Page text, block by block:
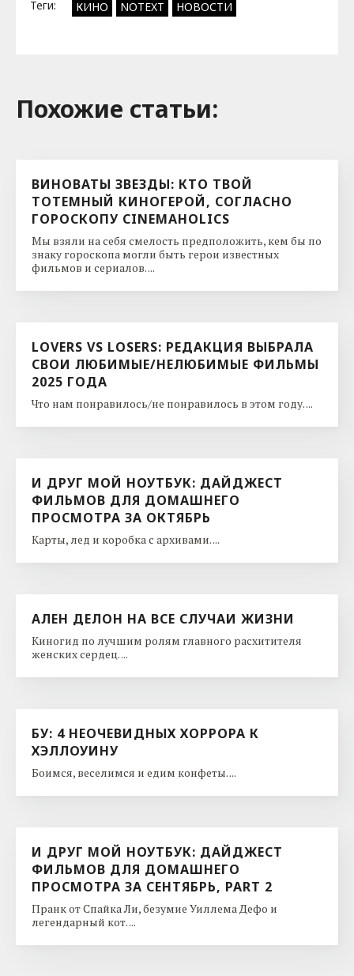
Теги: КИНО NOTEXT НОВОСТИ
Похожие cтатьи:
ВИНОВАТЫ ЗВЕЗДЫ: КТО ТВОЙ
ТОТЕМНЫЙ КИНОГЕРОЙ, СОГЛАСНО
ГОРОСКОПУ CINEMAHOLICS
Мы взяли на себя смелость предположить, кем бы по
знаку гороскопа могли быть герои известных
фильмов и сериалов. ...
LOVERS VS LOSERS: РЕДАКЦИЯ ВЫБРАЛА
СВОИ ЛЮБИМЫЕ/НЕЛЮБИМЫЕ ФИЛЬМЫ
2025 ГОДА
Что нам понравилось/не понравилось в этом году. ...
И ДРУГ МОЙ НОУТБУК: ДАЙДЖЕСТ
ФИЛЬМОВ ДЛЯ ДОМАШНЕГО
ПРОСМОТРА ЗА ОКТЯБРЬ
Карты, лед и коробка с архивами. ...
АЛЕН ДЕЛОН НА ВСЕ СЛУЧАИ ЖИЗНИ
Киногид по лучшим ролям главного расхитителя
женских сердец. ...
БУ: 4 НЕОЧЕВИДНЫХ ХОРРОРА К
ХЭЛЛОУИНУ
Боимся, веселимся и едим конфеты. ...
И ДРУГ МОЙ НОУТБУК: ДАЙДЖЕСТ
ФИЛЬМОВ ДЛЯ ДОМАШНЕГО
ПРОСМОТРА ЗА СЕНТЯБРЬ, PART 2
Пранк от Спайка Ли, безумие Уиллема Дефо и
легендарный кот. ...